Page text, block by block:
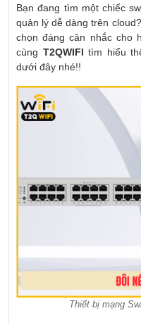
Bạn đang tìm một chiếc
quản lý dễ dàng trên cloud?
chọn đáng cân nhắc cho
cùng T2QWIFI tìm hiểu
dưới đây nhé!!
Thiết bị mạng